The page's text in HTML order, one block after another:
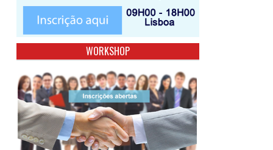
WORKSHOP